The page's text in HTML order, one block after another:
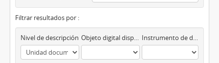
Filtrar resultados por :
Nivel de descripción Objeto digital disponibles Instrumento de descripción